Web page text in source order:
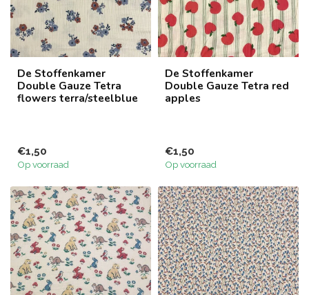
De Stoffenkamer
Double Gauze Tetra
flowers terra/steelblue
€1,50
Op voorraad
De Stoffenkamer
Double Gauze Tetra red
apples
€1,50
Op voorraad